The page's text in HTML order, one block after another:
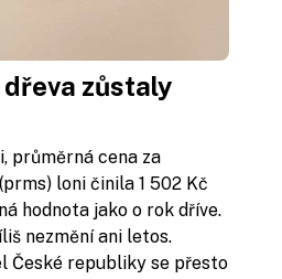
zůstaly
průměrná cena za
loni činila 1 502 Kč
hodnota jako o rok dříve.
nezmění ani letos.
České republiky se přesto